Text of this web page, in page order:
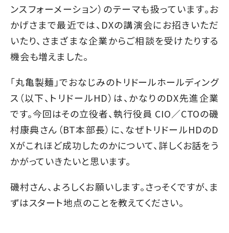
ンスフォーメーション）のテーマも扱っています。お
かげさまで最近では、DXの講演会にお招きいただ
いたり、さまざまな企業からご相談を受けたりする
機会も増えました。
「丸亀製麺」でおなじみのトリドールホールディング
ス（以下、トリドールHD）は、かなりのDX先進企業
です。今回はその立役者、執行役員 CIO／CTOの磯
村康典さん（BT本部長）に、なぜトリドールHDのD
Xがこれほど成功したのかについて、詳しくお話をう
かがっていきたいと思います。
磯村さん、よろしくお願いします。さっそくですが、ま
ずはスタート地点のことを教えてください。